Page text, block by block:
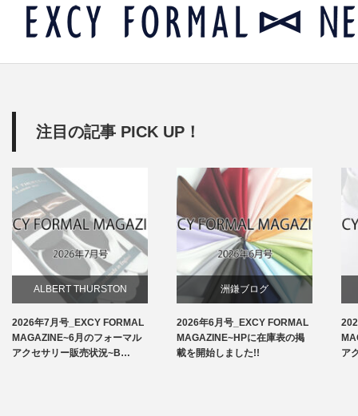
注目の記事 PICK UP！
ALBERT THURSTON
お知らせ
2026年7月号_EXCY FORMAL
MAGAZINE~6月のフォーマル
アクセサリー販売状況~B…
洲鎌ブログ
2026年6月号_EXCY FORMAL
MAGAZINE~HPに在庫表の掲
載を開始しました!!
ア